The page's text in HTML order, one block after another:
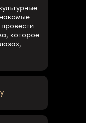
которое